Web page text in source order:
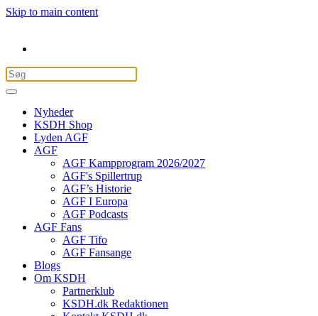
Skip to main content
Nyheder
KSDH Shop
Lyden AGF
AGF
AGF Kampprogram 2026/2027
AGF's Spillertrup
AGF’s Historie
AGF I Europa
AGF Podcasts
AGF Fans
AGF Tifo
AGF Fansange
Blogs
Om KSDH
Partnerklub
KSDH.dk Redaktionen